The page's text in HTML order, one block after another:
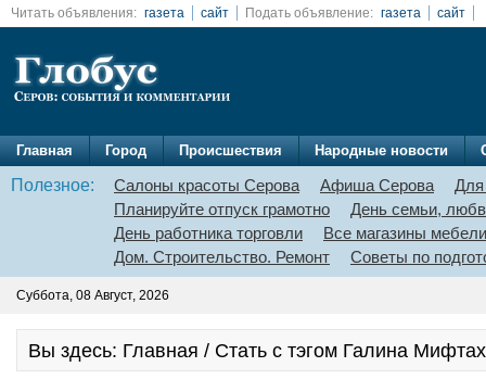
Читать объявления: газета сайт Подать объявление: газета сайт
Главная Город Происшествия Народные новости
Полезное: Салоны красоты Серова Афиша Серова
Для
Планируйте отпуск грамотно
День семьи,
День работника торговли
Все магазины мебели
Дом. Строительство. Ремонт
Советы по
Суббота, 08 Август, 2026
Вы здесь: Главная / Стать с тэгом Галина